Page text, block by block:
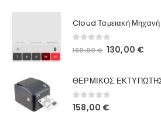
out of 5
160,00€ Original
160,00 €.
130,00 €Η
είναι:
0out of 5
158,00 €
Πληροφορίες Καταστήματος
Ποιοι Είμαστε
Γιατί Εμάς
Blog